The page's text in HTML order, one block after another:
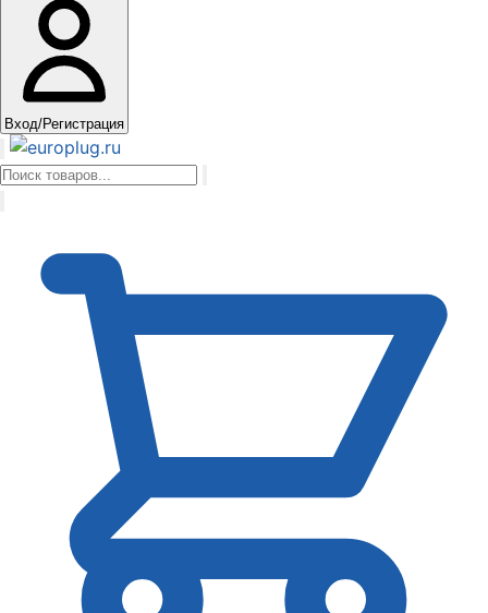
Вход/Регистрация